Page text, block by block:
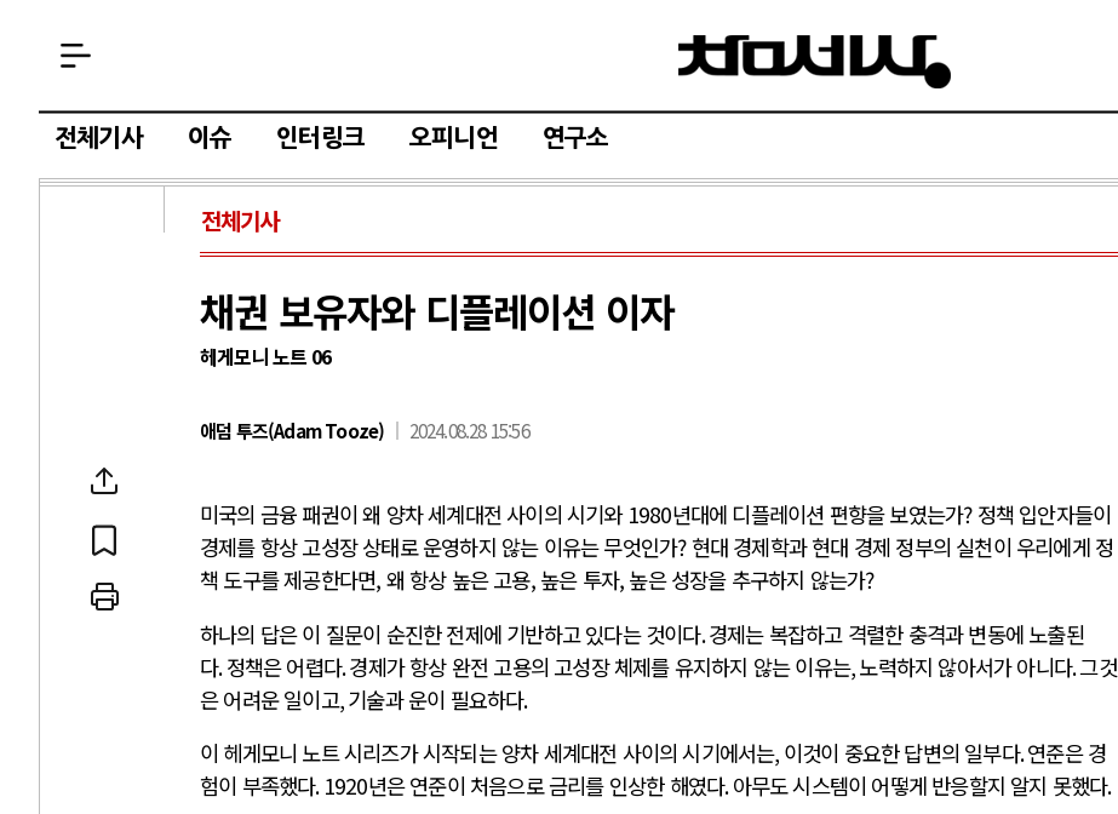
전체기사 이슈 인터링크 오피니언 연구소
전체기사
채권 보유자와 디플레이션 이자
헤게모니 노트 06
애덤 투즈(Adam Tooze) 2024.08.28 15:56
미국의 금융 패권이 왜 양차 세계대전 사이의 시기와 1980년대에 디플레이션 편향을 보였는가? 정책 입안자들이
경제를 항상 고성장 상태로 운영하지 않는 이유는 무엇인가? 현대 경제학과 현대 경제 정부의 실천이 우리에게 정
책 도구를 제공한다면, 왜 항상 높은 고용, 높은 투자, 높은 성장을 추구하지 않는가?
하나의 답은 이 질문이 순진한 전제에 기반하고 있다는 것이다.경제는 복잡하고 격렬한 충격과 변동에 노출된
다.정책은 어렵다.경제가 항상 완전 고용의 고성장 체제를 유지하지 않는 이유는,노력하지 않아서가 아니다.그것
은 어려운 일이고,기술과 운이 필요하다.
이 헤게모니 노트 시리즈가 시작되는 양차 세계대전 사이의 시기에서는, 이것이 중요한 답변의 일부다.연준은 경
험이 부족했다. 1920년은 연준이 처음으로 금리를 인상한 해였다.아무도 시스템이 어떻게 반응할지 알지 못했다.
러시아-우크라이나 전쟁
전쟁의 추상화: 우크라이나, 대리전의 역..
EU·우크라이나 드론 협력 직후, 러시아..
중동 위기
호르무즈 갈등 격화, 트럼프 정치·경제 ..
호르무즈 해협 통행료를 철회한 트럼프